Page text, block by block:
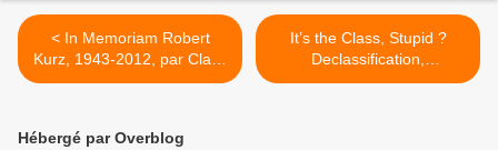
< In Memoriam Robert
Kurz, 1943-2012, par Claus
Peter Ortlieb (extrait)
It’s the Class, Stupid ?
Declassification,
Degradation and the
Hébergé par Overblog